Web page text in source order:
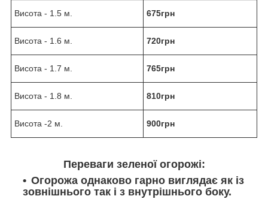
Висота - 1.5 м. 675грн
Висота - 1.6 м. 720грн
Висота - 1.7 м. 765грн
Висота - 1.8 м. 810грн
Висота -2 м. 900грн
Переваги зеленої огорожі:
Огорожа однаково гарно виглядає як із
зовнішнього так і з внутрішнього боку.